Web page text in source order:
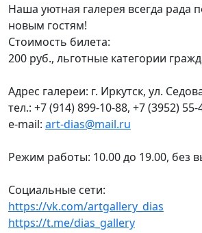
Наша уютная галерея всегда рада
новым гостям!
Стоимость билета:
200 руб., льготные категории
Адрес галереи: г. Иркутск, ул.
тел.: +7 (914) 899-10-88, +7 (3952) 55-
e-mail: art-dias@mail.ru
Режим работы: 10.00 до 19.00, без
Социальные сети:
https://vk.com/artgallery_dias
https://t.me/dias_gallery